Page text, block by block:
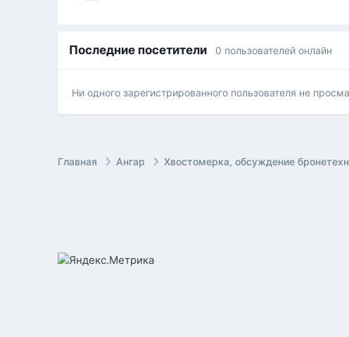
Последние посетители 0 пользователей онлайн
Ни одного зарегистрированного пользователя не
Главная Ангар Хвостомерка, обсуждение